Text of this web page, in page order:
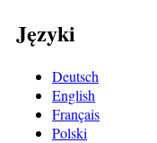
Języki
Deutsch
English
Français
Polski